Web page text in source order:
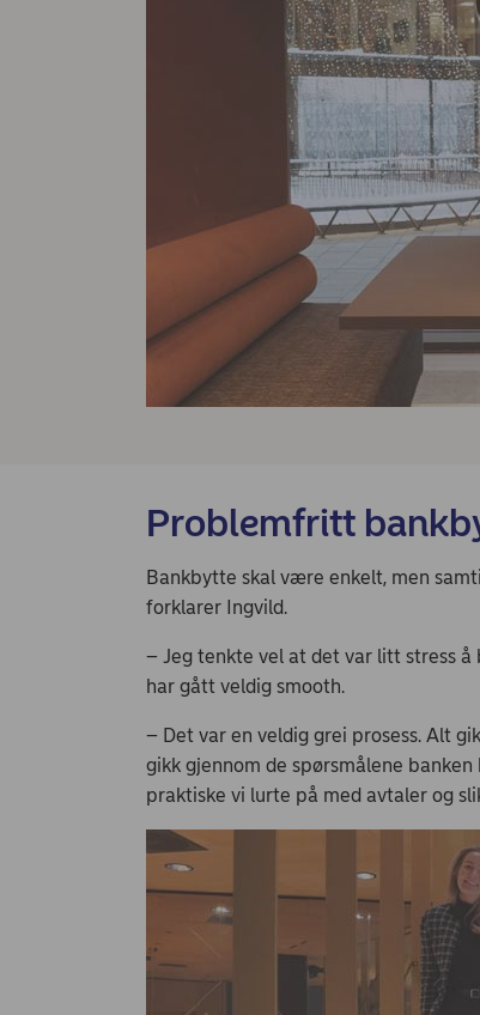
Problemfritt
Bankbytte skal være enkelt, men
forklarer Ingvild.
– Jeg tenkte vel at det var litt stress
har gått veldig smooth.
– Det var en veldig grei prosess. Alt
gikk gjennom de spørsmålene
praktiske vi lurte på med avtaler og